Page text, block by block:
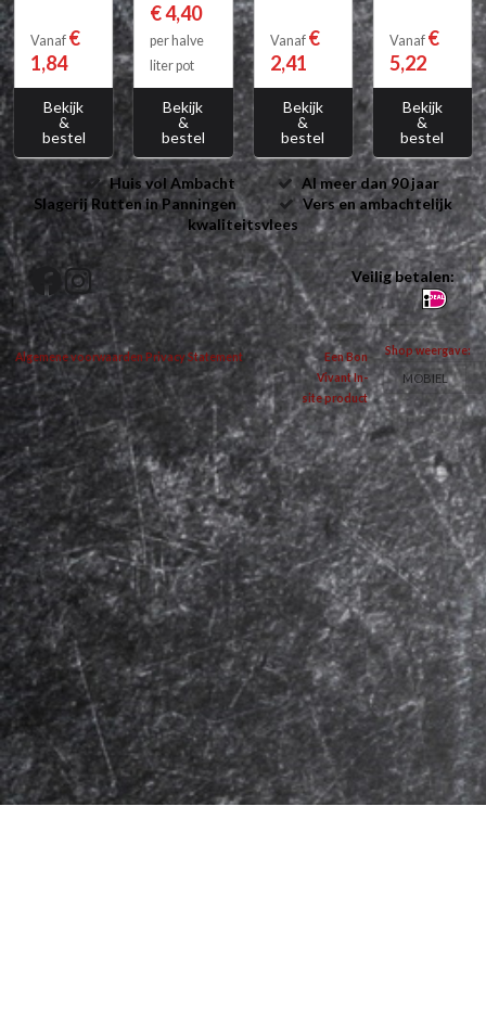
Vanaf €
1,84
Bekijk
&
bestel
€ 4,40
per halve
liter pot
Bekijk
&
bestel
Vanaf €
2,41
Bekijk
&
bestel
Vanaf €
5,22
Bekijk
&
bestel
Huis vol Ambacht
Al meer dan 90 jaar
Slagerij Rutten in Panningen
Vers en ambachtelijk
kwaliteitsvlees
Veilig betalen:
Algemene voorwaarden Privacy Statement
Een Bon
Vivant In-
site product
Shop weergave:
MOBIEL